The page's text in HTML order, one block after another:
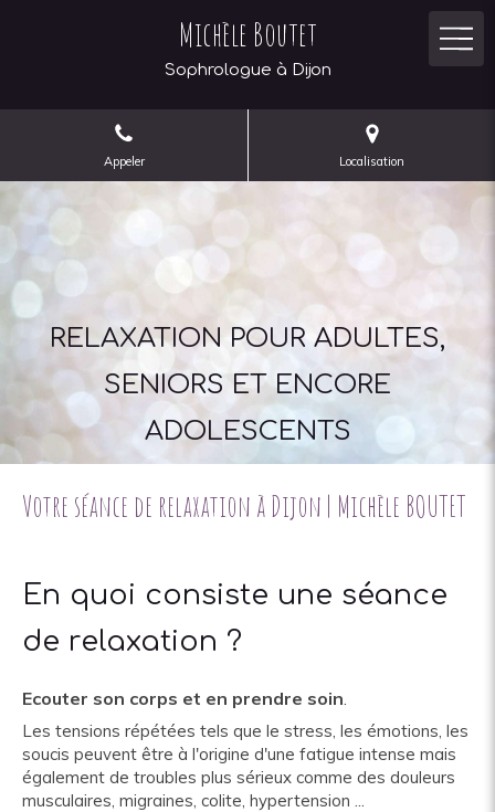
Michèle Boutet
Sophrologue à Dijon
Appeler Localisation
RELAXATION POUR ADULTES,
SENIORS ET ENCORE
ADOLESCENTS
Votre séance de relaxation à Dijon | Michèle BOUTET
En quoi consiste une séance
de relaxation ?
Ecouter son corps et en prendre soin.
Les tensions répétées tels que le stress, les émotions, les
soucis peuvent être à l'origine d'une fatigue intense mais
également de troubles plus sérieux comme des douleurs
musculaires, migraines, colite, hypertension ...